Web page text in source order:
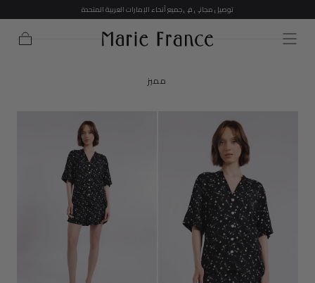
تخطي إلى توصيل مجاني في جميع أنحاء الإمارات العربية المتحدة
مميز